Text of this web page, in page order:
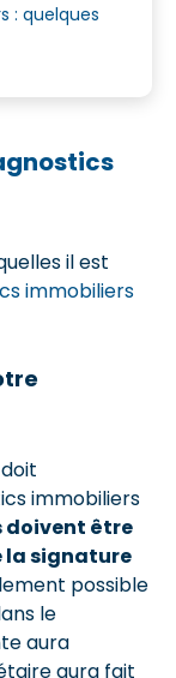
: quelques
il est
immobiliers
immobiliers
doivent être
la signature
possible
le
aura
aura fait